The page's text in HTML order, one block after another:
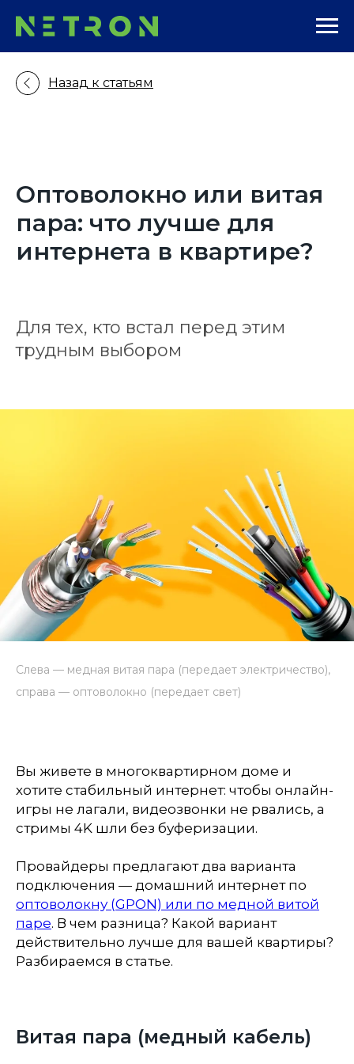
Назад к статьям
Оптоволокно или витая
пара: что лучше для
интернета в квартире?
Для тех, кто встал перед этим
трудным выбором
Слева — медная витая пара (передает электричество),
справа — оптоволокно (передает свет)
Вы живете в многоквартирном доме и
хотите стабильный интернет: чтобы онлайн-
игры не лагали, видеозвонки не рвались, а
стримы 4K шли без буферизации.
Провайдеры предлагают два варианта
подключения — домашний интернет по
оптоволокну (GPON) или по медной витой
паре. В чем разница? Какой вариант
действительно лучше для вашей квартиры?
Разбираемся в статье.
Витая пара (медный кабель)